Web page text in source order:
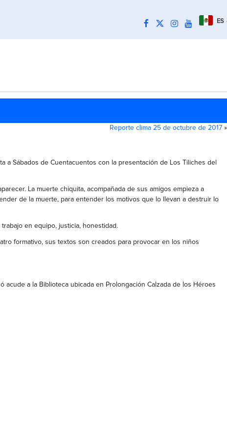
ES
Reporte clima 25 de octubre de 2017 »
a Sábados de Cuentacuentos con la presentación de Los Tiliches del
La muerte chiquita, acompañada de sus amigos empieza a
de la muerte, para entender los motivos que lo llevan a destruir lo
en equipo, justicia, honestidad.
formativo, sus textos son creados para provocar en los niños
acude a la Biblioteca ubicada en Prolongación Calzada de los Héroes